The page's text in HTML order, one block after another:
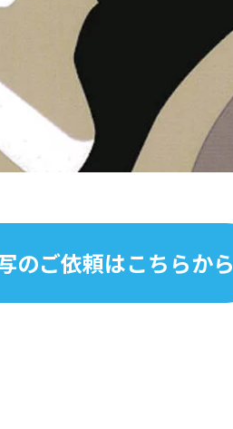
のご依頼はこちらから